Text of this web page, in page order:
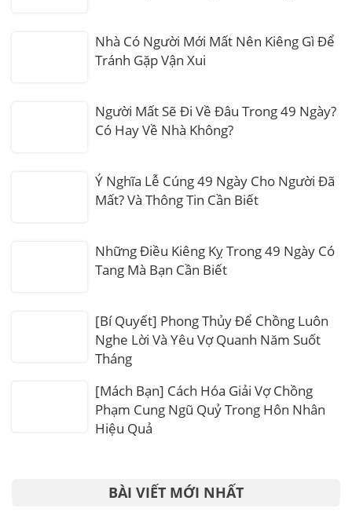
Nhà Có Người Mới Mất Nên Kiêng Gì Để
Tránh Gặp Vận Xui
Người Mất Sẽ Đi Về Đâu Trong 49 Ngày?
Có Hay Về Nhà Không?
Ý Nghĩa Lễ Cúng 49 Ngày Cho Người Đã
Mất? Và Thông Tin Cần Biết
Những Điều Kiêng Kỵ Trong 49 Ngày Có
Tang Mà Bạn Cần Biết
[Bí Quyết] Phong Thủy Để Chồng Luôn
Nghe Lời Và Yêu Vợ Quanh Năm Suốt
Tháng
[Mách Bạn] Cách Hóa Giải Vợ Chồng
Phạm Cung Ngũ Quỷ Trong Hôn Nhân
Hiệu Quả
BÀI VIẾT MỚI NHẤT